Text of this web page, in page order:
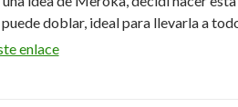
doblar, ideal para llevarla a
enlace